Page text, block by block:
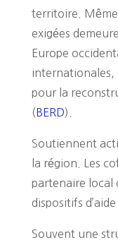
territoire. Même
exigées
Europe
internationales,
pour la
(BERD).
Soutiennent
la région. Les
partenaire local
dispositifs
Souvent une